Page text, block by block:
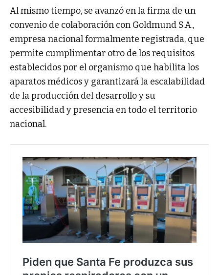
Al mismo tiempo, se avanzó en la firma de un
convenio de colaboración con Goldmund S.A.,
empresa nacional formalmente registrada, que
permite cumplimentar otro de los requisitos
establecidos por el organismo que habilita los
aparatos médicos y garantizará la escalabilidad
de la producción del desarrollo y su
accesibilidad y presencia en todo el territorio
nacional.